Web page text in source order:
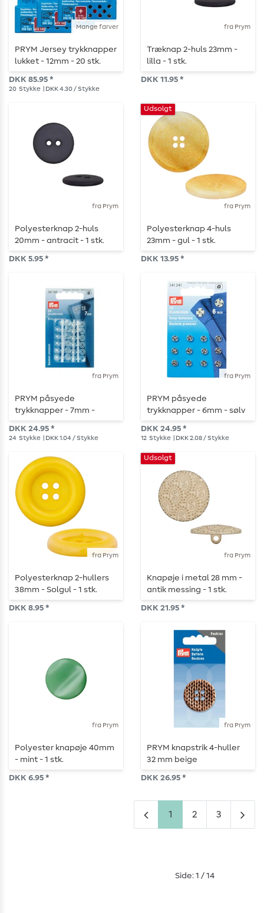
Mange farver
PRYM Jersey trykknapper
lukket - 12mm - 20 stk.
DKK 85.95 *
20 Stykke | DKK 4.30 / Stykke
fra Prym
Træknap 2-huls 23mm -
lilla - 1 stk.
DKK 11.95 *
fra Prym
Polyesterknap 2-huls
20mm - antracit - 1 stk.
DKK 5.95 *
fra Prym
Udsolgt
Polyesterknap 4-huls
23mm - gul - 1 stk.
DKK 13.95 *
fra Prym
PRYM påsyede
trykknapper - 7mm -
gennemsigtig - 24 stk.
DKK 24.95 *
24 Stykke | DKK 1.04 / Stykke
fra Prym
PRYM påsyede
trykknapper - 6mm - sølv
- 12 stk.
DKK 24.95 *
12 Stykke | DKK 2.08 / Stykke
fra Prym
Polyesterknap 2-hullers
38mm - Solgul - 1 stk.
DKK 8.95 *
fra Prym
Udsolgt
Knapøje i metal 28 mm -
antik messing - 1 stk.
DKK 21.95 *
fra Prym
Polyester knapøje 40mm
- mint - 1 stk.
DKK 6.95 *
fra Prym
PRYM knapstrik 4-huller
32 mm beige
DKK 26.95 *
1 2 3
Side: 1 / 14